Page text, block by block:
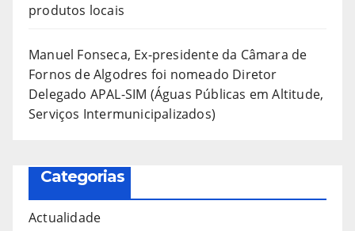
produtos locais
Manuel Fonseca, Ex-presidente da Câmara de
Fornos de Algodres foi nomeado Diretor
Delegado APAL-SIM (Águas Públicas em Altitude,
Serviços Intermunicipalizados)
Categorias
Actualidade